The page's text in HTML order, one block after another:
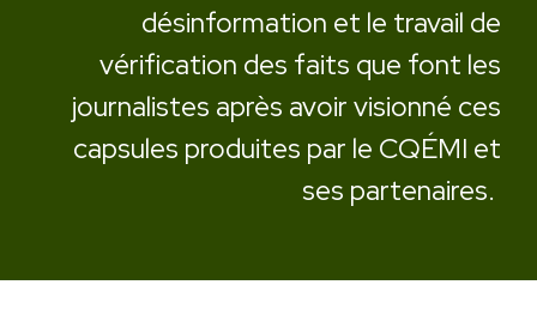
désinformation et le travail de
vérification des faits que font les
journalistes après avoir visionné ces
capsules produites par le CQÉMI et
ses partenaires.